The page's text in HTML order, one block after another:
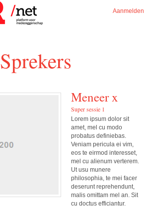
Aanmelden
Sprekers
Meneer x
Super sessie 1
Lorem ipsum dolor sit
amet, mel cu modo
probatus definiebas.
Veniam pericula ei vim,
eos te eirmod interesset,
mel cu alienum verterem.
Ut usu munere
philosophia, te mei facer
deserunt reprehendunt,
malis omittam mel an. Sit
cu doctus efficiantur.